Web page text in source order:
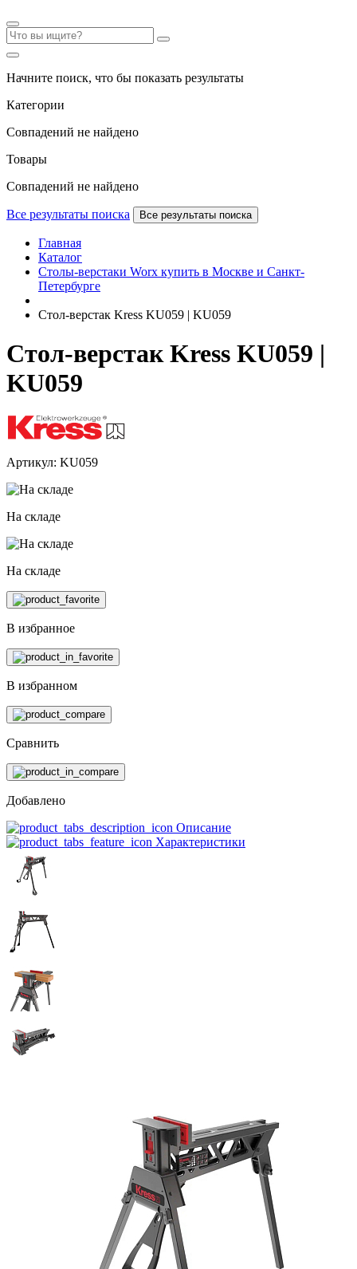
Начните поиск, что бы показать результаты
Категории
Совпадений не найдено
Товары
Совпадений не найдено
Все результаты поиска Все результаты поиска
Главная
Каталог
Столы-верстаки Worx купить в Москве и Санкт-
Петербурге
Стол-верстак Kress KU059 | KU059
Стол-верстак Kress KU059 |
KU059
Артикул: KU059
На складе
На складе
В избранное
В избранном
Сравнить
Добавлено
Описание
Характеристики